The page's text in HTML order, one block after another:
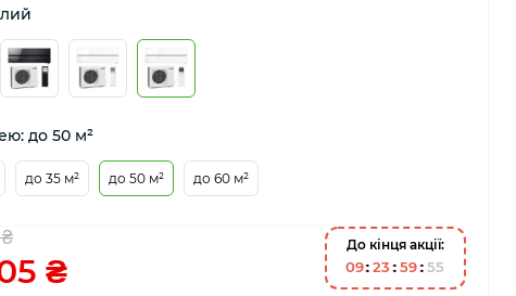
до 50 м²
до 35 м² до 50 м² до 60 м²
₴
До кінця акції:
09 23 59 54